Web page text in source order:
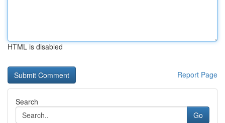
HTML is disabled
Report Page
Search
Go